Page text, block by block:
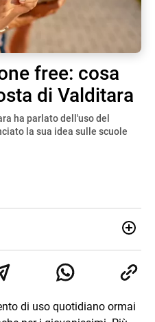
free: cosa
di Valditara
ha parlato dell'uso del
la sua idea sulle scuole
economia e spettacolo. Ha
di testate giornalistiche online
di uso quotidiano ormai